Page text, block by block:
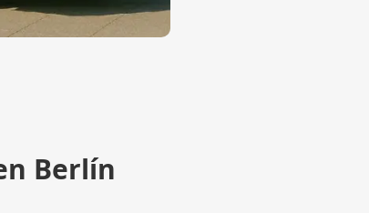
Berlín